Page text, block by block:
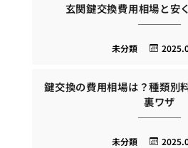
玄関鍵交換費用相場と安
未分類
鍵交換の費用相場は？種類別
裏ワザ
未分類